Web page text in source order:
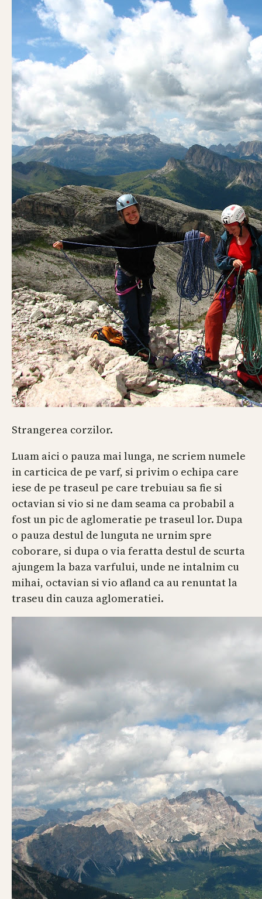
Strangerea corzilor.
Luam aici o pauza mai lunga, ne scriem numele
in carticica de pe varf, si privim o echipa care
iese de pe traseul pe care trebuiau sa fie si
octavian si vio si ne dam seama ca probabil a
fost un pic de aglomeratie pe traseul lor. Dupa
o pauza destul de lunguta ne urnim spre
coborare, si dupa o via feratta destul de scurta
ajungem la baza varfului, unde ne intalnim cu
mihai, octavian si vio afland ca au renuntat la
traseu din cauza aglomeratiei.